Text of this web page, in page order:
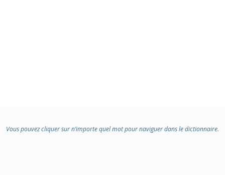
Vous pouvez cliquer sur n’importe quel mot pour naviguer dans le dictionnaire.